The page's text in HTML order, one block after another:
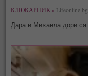
КЛЮКАРНИК »
Дара и Михаела дори са